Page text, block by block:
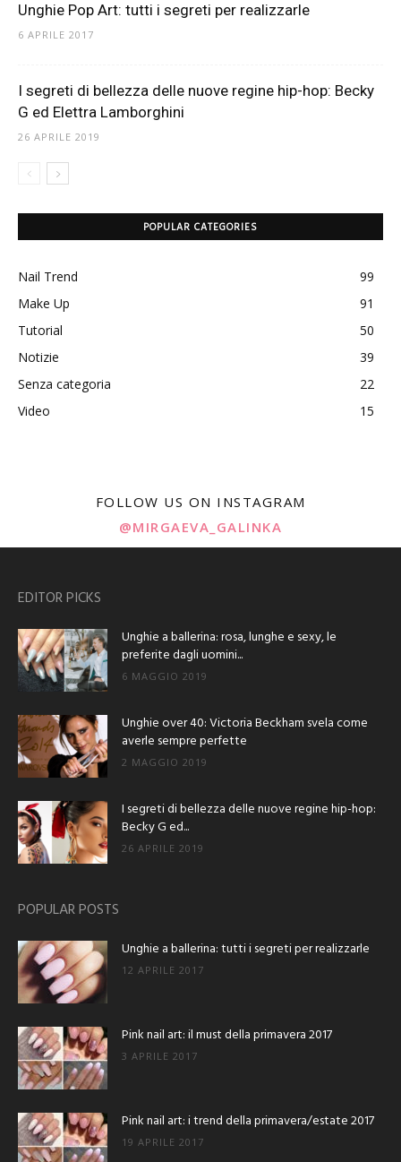
Unghie Pop Art: tutti i segreti per realizzarle
6 APRILE 2017
I segreti di bellezza delle nuove regine hip-hop: Becky
G ed Elettra Lamborghini
26 APRILE 2019
POPULAR CATEGORIES
Nail Trend
99
Make Up
91
Tutorial
50
Notizie
39
Senza categoria
22
Video
15
FOLLOW US ON INSTAGRAM
@MIRGAEVA_GALINKA
EDITOR PICKS
Unghie a ballerina: rosa, lunghe e sexy, le
preferite dagli uomini...
6 MAGGIO 2019
Unghie over 40: Victoria Beckham svela come
averle sempre perfette
2 MAGGIO 2019
I segreti di bellezza delle nuove regine hip-hop:
Becky G ed...
26 APRILE 2019
POPULAR POSTS
Unghie a ballerina: tutti i segreti per realizzarle
12 APRILE 2017
Pink nail art: il must della primavera 2017
3 APRILE 2017
Pink nail art: i trend della primavera/estate 2017
19 APRILE 2017